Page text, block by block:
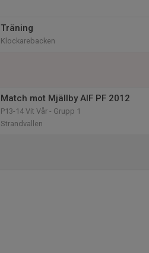
Träning
Klockarebacken
Match mot Mjällby AIF PF 2012
P13-14 Vit Vår - Grupp 1
Strandvallen